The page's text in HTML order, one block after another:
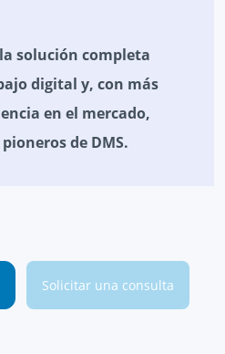
solución completa
digital y, con más
en el mercado,
de DMS.
Solicitar una consulta